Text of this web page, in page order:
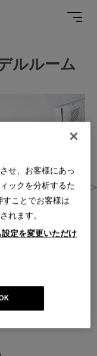
ルルーム
せ、お客様にあっ
ックを分析するた
ことでお客様は
れます。
定を変更いただけ